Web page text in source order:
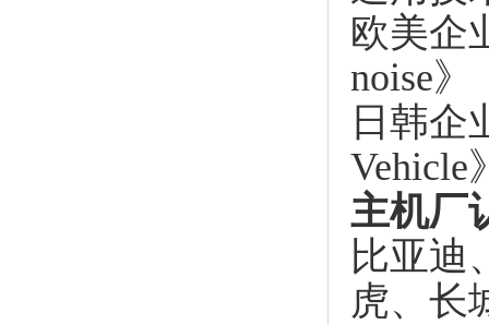
欧美企
noise》
日韩企
Vehicle
主机厂
比亚迪
虎、长